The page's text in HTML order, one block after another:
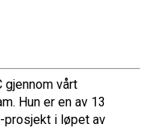
gjennom vårt
Hun er en av 13
prosjekt i løpet av